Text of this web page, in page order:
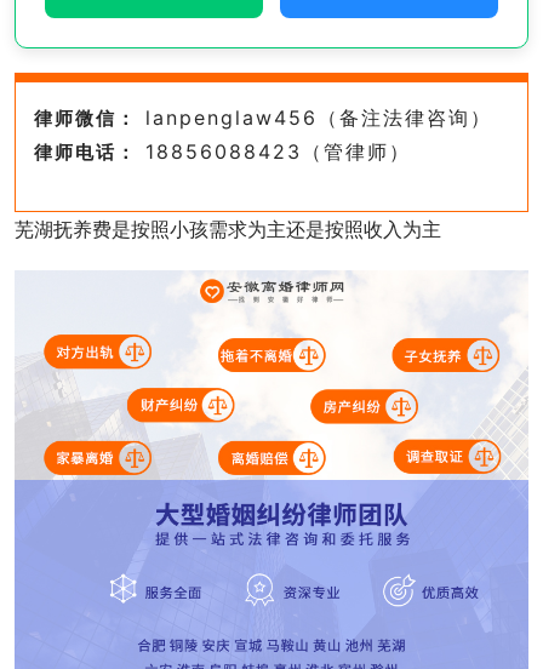
律师微信： lanpenglaw456（备注法律咨询）
律师电话： 18856088423（管律师）
芜湖抚养费是按照小孩需求为主还是按照收入为主